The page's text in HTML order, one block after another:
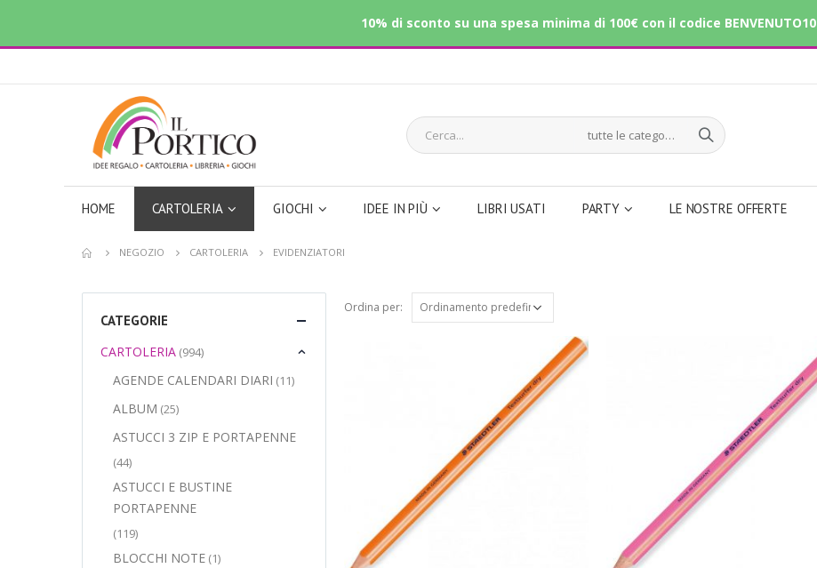
tutte le categorie
HOME CARTOLERIA GIOCHI IDEE IN PIÙ LIBRI USATI PARTY LE NOSTRE OFFERTE
NEGOZIO CARTOLERIA EVIDENZIATORI
Ordina per:
CATEGORIE
CARTOLERIA (994)
AGENDE CALENDARI DIARI (11)
ALBUM (25)
ASTUCCI 3 ZIP E PORTAPENNE
(44)
ASTUCCI E BUSTINE
PORTAPENNE
(119)
BLOCCHI NOTE (1)
10% di sconto su una spesa minima di 100€ con il codice BENVENUTO10